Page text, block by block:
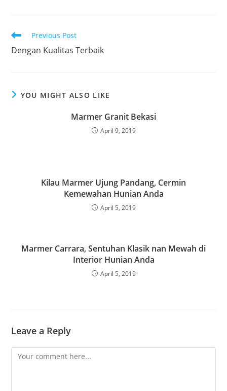
Read
articles
Previous Post
Dengan Kualitas Terbaik
YOU MIGHT ALSO LIKE
Marmer Granit Bekasi
April 9, 2019
Kilau Marmer Ujung Pandang, Cermin
Kemewahan Hunian Anda
April 5, 2019
Marmer Carrara, Sentuhan Klasik nan Mewah di
Interior Hunian Anda
April 5, 2019
Leave a Reply
Comment